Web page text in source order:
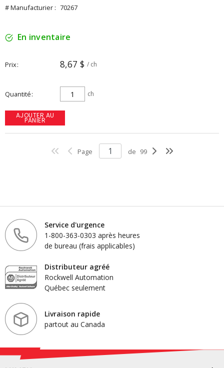
# Manufacturier : 70267
En inventaire
Prix 8,67 $ / ch
Quantité ch
AJOUTER AU
PANIER
Page de 99
Service d'urgence
1-800-363-0303 après heures
de bureau (frais applicables)
Distributeur agréé
Rockwell Automation
Québec seulement
Livraison rapide
partout au Canada